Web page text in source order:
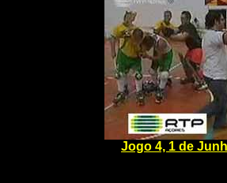
Jogo 4, 1 de